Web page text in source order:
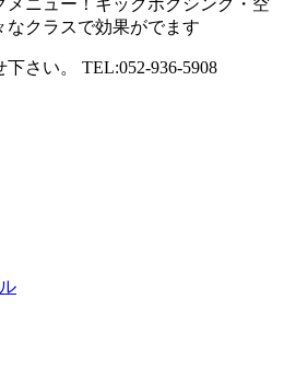
クラスで効果がでます